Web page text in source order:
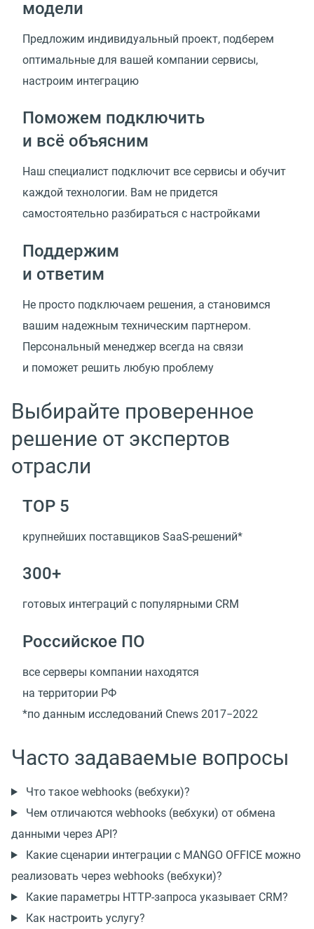
модели
Предложим индивидуальный проект, подберем
оптимальные для вашей компании сервисы,
настроим интеграцию
Поможем подключить
и всё объясним
Наш специалист подключит все сервисы и обучит
каждой технологии. Вам не придется
самостоятельно разбираться с настройками
Поддержим
и ответим
Не просто подключаем решения, а становимся
вашим надежным техническим партнером.
Персональный менеджер всегда на связи
и поможет решить любую проблему
Выбирайте проверенное
решение от экспертов
отрасли
TOP 5
крупнейших поставщиков SaaS-решений*
300+
готовых интеграций с популярными CRM
Российское ПО
все серверы компании находятся
на территории РФ
*по данным исследований Cnews 2017−2022
Часто задаваемые вопросы
Что такое webhooks (вебхуки)?
Чем отличаются webhooks (вебхуки) от обмена
данными через API?
Какие сценарии интеграции с MANGO OFFICE можно
реализовать через webhooks (вебхуки)?
Какие параметры HTTP-запроса указывает CRM?
Как настроить услугу?